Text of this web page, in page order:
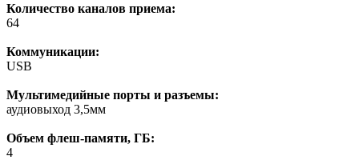
Количество каналов приема:
64
Коммуникации:
USB
Мультимедийные порты и разъемы:
аудиовыход 3,5мм
Объем флеш-памяти, ГБ:
4